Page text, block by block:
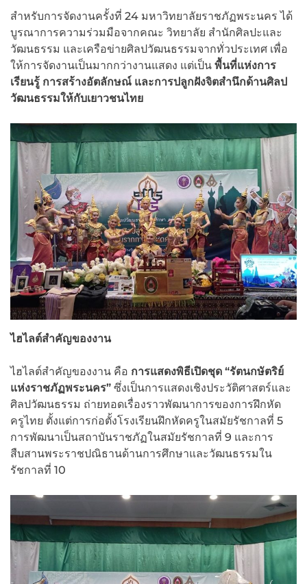
สำหรับการจัดงานครั้งที่ 24 มหาวิทยาลัยราชภัฏพระนคร ได้
บูรณาการความร่วมมือจากคณะ วิทยาลัย สำนักศิลปะและ
วัฒนธรรม และเครือข่ายศิลปวัฒนธรรมจากทั่วประเทศ เพื่อ
ให้การจัดงานเป็นมากกว่างานแสดง แต่เป็น พื้นที่แห่งการ
เรียนรู้ การสร้างอัตลักษณ์ และการปลูกฝังจิตสำนึกด้านศิลป
วัฒนธรรมให้กับเยาวชนไทย
ไฮไลต์สำคัญของงาน
ไฮไลต์สำคัญของงาน คือ การแสดงพิธีเปิดชุด “รัตนกษัตริย์
แห่งราชภัฏพระนคร” ซึ่งเป็นการแสดงเชิงประวัติศาสตร์และ
ศิลปวัฒนธรรม ถ่ายทอดเรื่องราวพัฒนาการของการฝึกหัด
ครูไทย ตั้งแต่การก่อตั้งโรงเรียนฝึกหัดครูในสมัยรัชกาลที่ 5
การพัฒนาเป็นสถาบันราชภัฏในสมัยรัชกาลที่ 9 และการ
สืบสานพระราชปณิธานด้านการศึกษาและวัฒนธรรมใน
รัชกาลที่ 10